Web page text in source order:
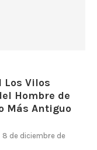
Vilos
Hombre de
Más Antiguo
8 de diciembre de